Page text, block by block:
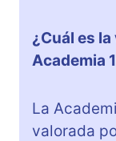
¿Cuál es
Academia
La
valorada